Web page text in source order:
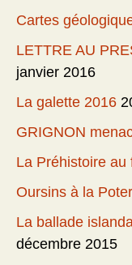
Cartes
LETTRE AU
janvier 2016
La galette 2016
GRIGNON
La Préhistoire au
Oursins à la
La ballade
décembre 2015